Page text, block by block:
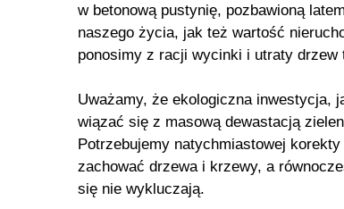
w betonową pustynię, pozbawioną
naszego życia, jak też wartość
ponosimy z racji wycinki i utraty drzew
Uważamy, że ekologiczna inwestycja,
wiązać się z masową dewastacją
Potrzebujemy natychmiastowej
zachować drzewa i krzewy, a
się nie wykluczają.